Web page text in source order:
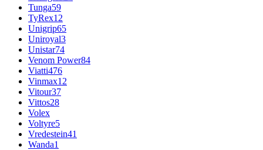
Tunga59
TyRex12
Unigrip65
Uniroyal3
Unistar74
Venom Power84
Viatti476
Vinmax12
Vitour37
Vittos28
Volex
Voltyre5
Vredestein41
Wanda1